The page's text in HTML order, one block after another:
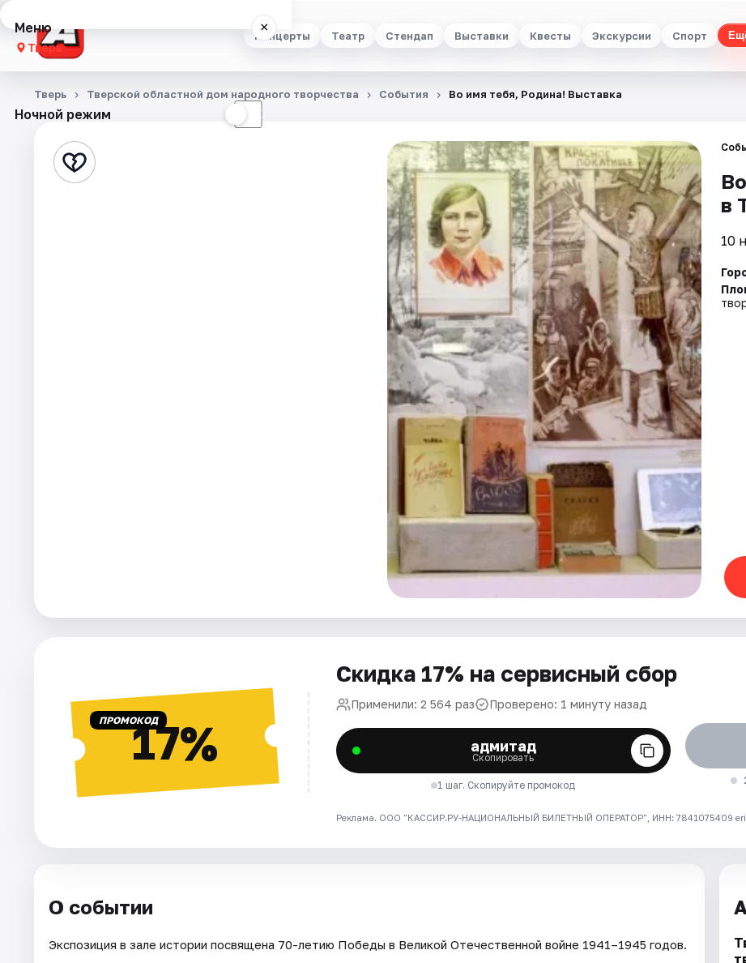
Концерты Театр Стендап Выставки Квесты Экскурсии Спорт
Меню ×
Тверь
Концерты
Стендап
Ночной режим ☾
Тверь Тверской областной дом народного творчества События Во имя тебя, Родина! Выставка
в
10
ПРОМОКОД17%
Скидка 17% на сервисный сбор
Применили: 2 564 раз Проверено: 1 минуту назад
адмитад
Скопировать
1 шаг. Скопируйте промокод
Реклама. ООО "КАССИР.РУ-НАЦИОНАЛЬНЫЙ БИЛЕТНЫЙ ОПЕРАТОР", ИНН: 7841075409 erid:
О событии
Экспозиция в зале истории посвящена 70-летию Победы в Великой Отечественной войне 1941–1945 годов.